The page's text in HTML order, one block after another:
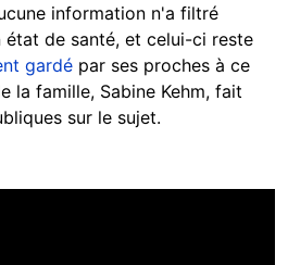
information n'a filtré
état de santé, et celui-ci reste
gardé par ses proches à ce
la famille, Sabine Kehm, fait
sur le sujet.